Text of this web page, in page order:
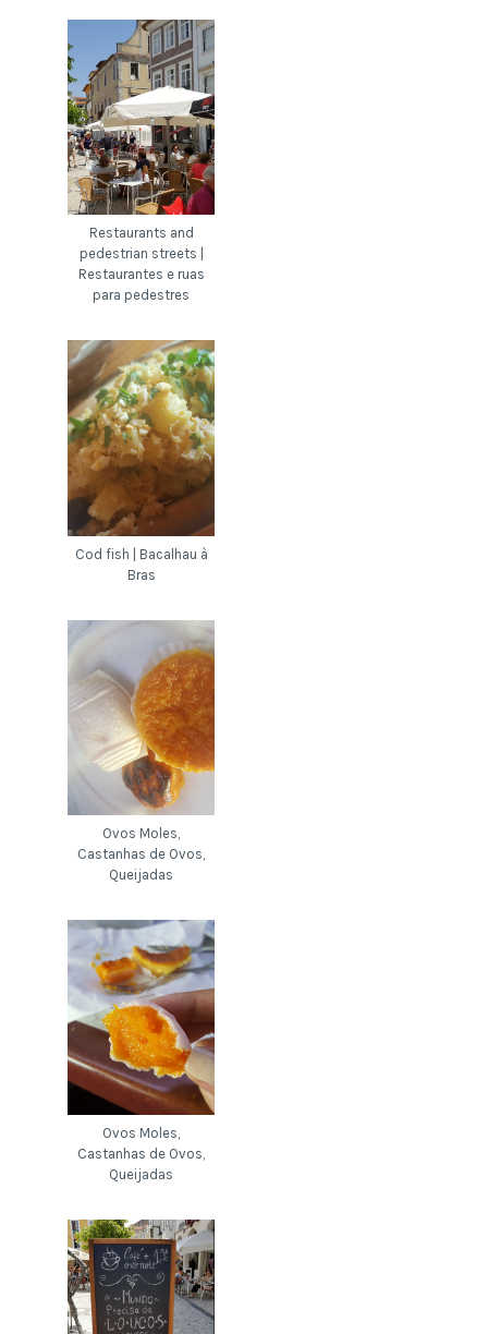
Restaurants and
pedestrian streets |
Restaurantes e ruas
para pedestres
Cod fish | Bacalhau à
Bras
Ovos Moles,
Castanhas de Ovos,
Queijadas
Ovos Moles,
Castanhas de Ovos,
Queijadas